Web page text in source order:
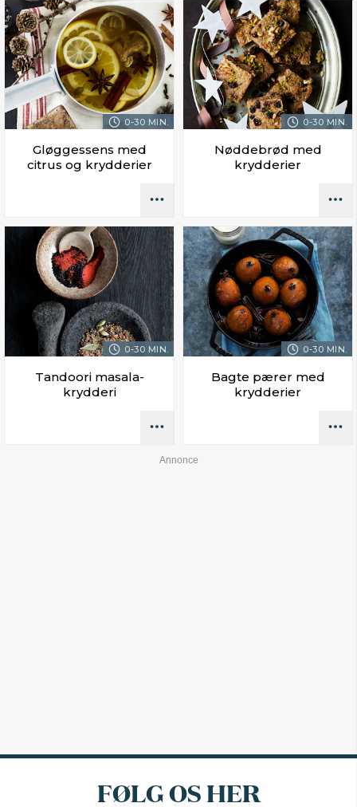
0-30 MIN.
Gløggessens med
citrus og krydderier
0-30 MIN.
Nøddebrød med
krydderier
0-30 MIN.
Tandoori masala-
krydderi
0-30 MIN.
Bagte pærer med
krydderier
FØLG OS HER